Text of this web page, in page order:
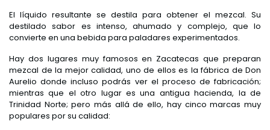
El líquido resultante se destila para obtener el mezcal. Su
destilado sabor es intenso, ahumado y complejo, que lo
convierte en una bebida para paladares experimentados.
Hay dos lugares muy famosos en Zacatecas que preparan
mezcal de la mejor calidad, uno de ellos es la fábrica de Don
Aurelio donde incluso podrás ver el proceso de fabricación;
mientras que el otro lugar es una antigua hacienda, la de
Trinidad Norte; pero más allá de ello, hay cinco marcas muy
populares por su calidad: